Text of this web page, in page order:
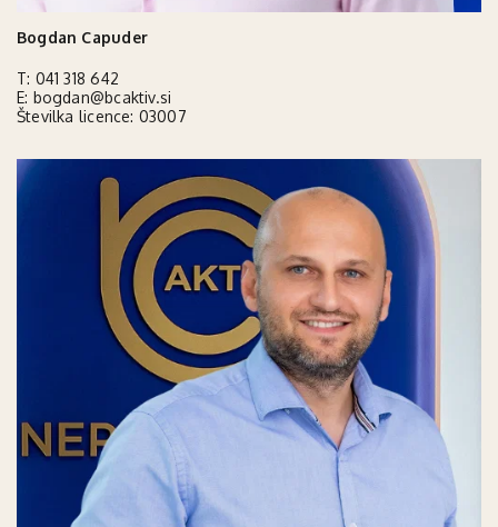
Bogdan Capuder
T: 041 318 642
E: bogdan@bcaktiv.si
Številka licence: 03007